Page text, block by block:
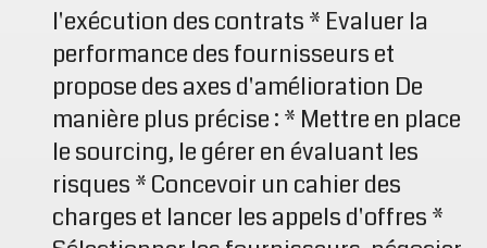
l'exécution des contrats * Evaluer la
performance des fournisseurs et
propose des axes d'amélioration De
manière plus précise : * Mettre en place
le sourcing, le gérer en évaluant les
risques * Concevoir un cahier des
charges et lancer les appels d'offres *